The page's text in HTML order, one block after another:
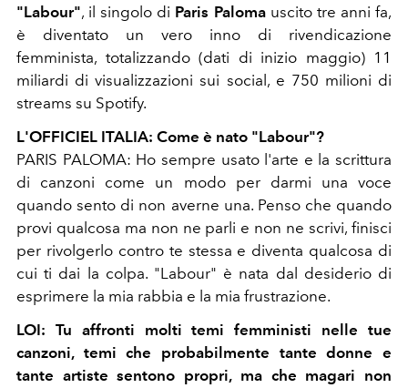
"Labour", il singolo di Paris Palomauscito tre anni fa,
è diventato un vero inno di rivendicazione
femminista, totalizzando (dati di inizio maggio) 11
miliardi di visualizzazioni sui social, e 750 milioni di
streams su Spotify.
L'OFFICIEL ITALIA: Come è nato "Labour"?
PARIS PALOMA: Ho sempre usato l'arte e la scrittura
di canzoni come un modo per darmi una voce
quando sento di non averne una. Penso che quando
provi qualcosa ma non ne parli e non ne scrivi, finisci
per rivolgerlo contro te stessa e diventa qualcosa di
cui ti dai la colpa. "Labour" è nata dal desiderio di
esprimere la mia rabbia e la mia frustrazione.
LOI: Tu affronti molti temi femministi nelle tue
canzoni, temi che probabilmente tante donne e
tante artiste sentono propri, ma che magari non